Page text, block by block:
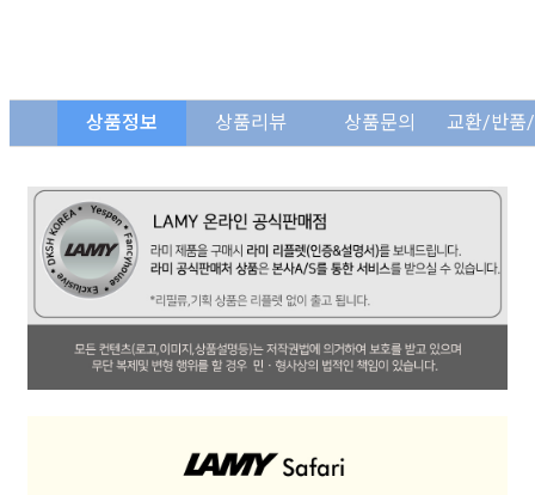
상품정보 상품리뷰 상품문의 교환/반품